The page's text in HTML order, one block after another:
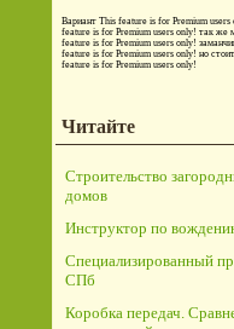
Вариант This feature is for Premium users
feature is for Premium users only! так же
feature is for Premium users only!
feature is for Premium users only! но
feature is for Premium users only!
Читайте
Строительство
домов
Инструктор по
Специализированный
СПб
Коробка передач.